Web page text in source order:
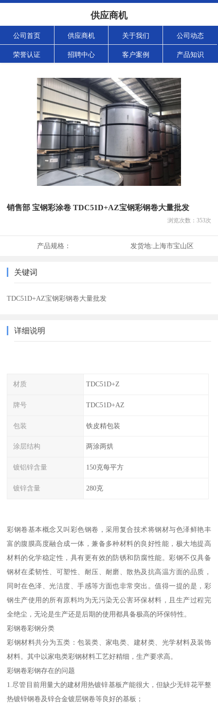
供应商机
公司首页 供应商机 关于我们 公司动态
荣誉认证 招聘中心 客户案例 产品知识
销售部 宝钢彩涂卷 TDC51D+AZ宝钢彩钢卷大量批发
浏览次数： 353次
产品规格： 发货地: 上海市宝山区
关键词
TDC51D+AZ宝钢彩钢卷大量批发
详细说明
材质 TDC51D+Z
牌号 TDC51D+AZ
包装 铁皮精包装
涂层结构 两涂两烘
镀铝锌含量 150克每平方
镀锌含量 280克
彩钢卷基本概念又叫彩色钢卷，采用复合技术将钢材与色泽鲜艳丰
富的腹膜高度融合成一体，兼备多种材料的良好性能，极大地提高
材料的化学稳定性，具有更有效的防锈和防腐性能。彩钢不仅具备
钢材在柔韧性、可塑性、耐压、耐磨、散热及抗高温方面的品质，
同时在色泽、光洁度、手感等方面也非常突出。值得一提的是，彩
钢生产使用的所有原料均为无污染无公害环保材料，且生产过程完
全绝尘，无论是生产还是后期的使用都具备极高的环保特性。
彩钢卷彩钢分类
彩钢材料共分为五类：包装类、家电类、建材类、光学材料及装饰
材料。其中以家电类彩钢材料工艺好精细，生产要求高。
彩钢卷彩钢存在的问题
1.尽管目前用量大的建材用热镀锌基板产能很大，但缺少无锌花平整
热镀锌钢卷及锌合金镀层钢卷等良好的基板；